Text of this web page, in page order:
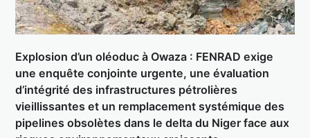
Explosion d’un oléoduc à Owaza : FENRAD exige
une enquête conjointe urgente, une évaluation
d’intégrité des infrastructures pétrolières
vieillissantes et un remplacement systémique des
pipelines obsolètes dans le delta du Niger face aux